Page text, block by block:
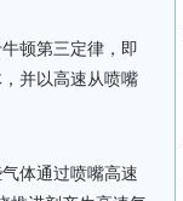
顿第三定律，即
并以高速从喷嘴
体通过喷嘴高速